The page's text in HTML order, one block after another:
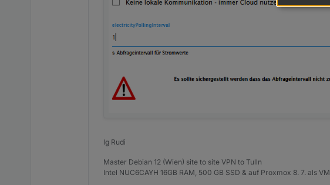
lg Rudi
Master Debian 12 (Wien) site to site VPN to Tulln
Intel NUC6CAYH 16GB RAM, 500 GB SSD & auf Proxmox 8. 7. als VM